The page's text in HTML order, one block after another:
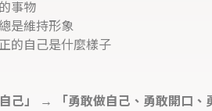
事物
是維持形象
的自己是什麼樣子
己」 → 「勇敢做自己、勇敢開口、